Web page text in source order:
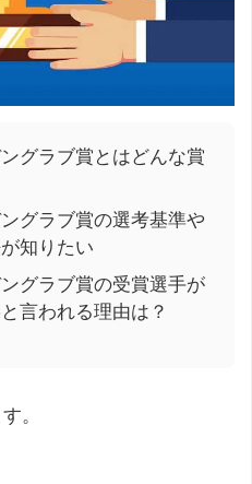
グラブ賞とはどんな賞
グラブ賞の選考基準や
知りたい
グラブ賞の受賞選手が
言われる理由は？
。